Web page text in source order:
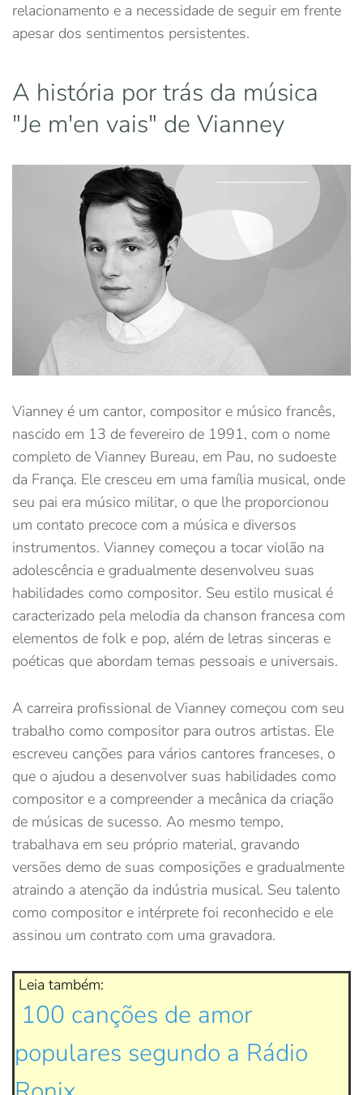
relacionamento e a necessidade de seguir em frente
apesar dos sentimentos persistentes.
A história por trás da música
"Je m'en vais" de Vianney
Vianney é um cantor, compositor e músico francês,
nascido em 13 de fevereiro de 1991, com o nome
completo de Vianney Bureau, em Pau, no sudoeste
da França. Ele cresceu em uma família musical, onde
seu pai era músico militar, o que lhe proporcionou
um contato precoce com a música e diversos
instrumentos. Vianney começou a tocar violão na
adolescência e gradualmente desenvolveu suas
habilidades como compositor. Seu estilo musical é
caracterizado pela melodia da chanson francesa com
elementos de folk e pop, além de letras sinceras e
poéticas que abordam temas pessoais e universais.
A carreira profissional de Vianney começou com seu
trabalho como compositor para outros artistas. Ele
escreveu canções para vários cantores franceses, o
que o ajudou a desenvolver suas habilidades como
compositor e a compreender a mecânica da criação
de músicas de sucesso. Ao mesmo tempo,
trabalhava em seu próprio material, gravando
versões demo de suas composições e gradualmente
atraindo a atenção da indústria musical. Seu talento
como compositor e intérprete foi reconhecido e ele
assinou um contrato com uma gravadora.
Leia também:
100 canções de amor
populares segundo a Rádio